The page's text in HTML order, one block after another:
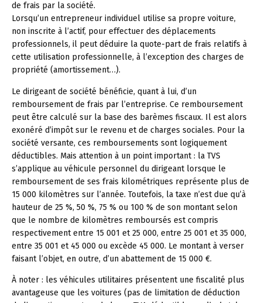
de frais par la société.
Lorsqu’un entrepreneur individuel utilise sa propre voiture,
non inscrite à l’actif, pour effectuer des déplacements
professionnels, il peut déduire la quote-part de frais relatifs à
cette utilisation professionnelle, à l’exception des charges de
propriété (amortissement…).
Le dirigeant de société bénéficie, quant à lui, d’un
remboursement de frais par l’entreprise. Ce remboursement
peut être calculé sur la base des barèmes fiscaux. Il est alors
exonéré d’impôt sur le revenu et de charges sociales. Pour la
société versante, ces remboursements sont logiquement
déductibles. Mais attention à un point important : la TVS
s’applique au véhicule personnel du dirigeant lorsque le
remboursement de ses frais kilométriques représente plus de
15 000 kilomètres sur l’année. Toutefois, la taxe n’est due qu’à
hauteur de 25 %, 50 %, 75 % ou 100 % de son montant selon
que le nombre de kilomètres remboursés est compris
respectivement entre 15 001 et 25 000, entre 25 001 et 35 000,
entre 35 001 et 45 000 ou excède 45 000. Le montant à verser
faisant l’objet, en outre, d’un abattement de 15 000 €.
À noter : les véhicules utilitaires présentent une fiscalité plus
avantageuse que les voitures (pas de limitation de déduction